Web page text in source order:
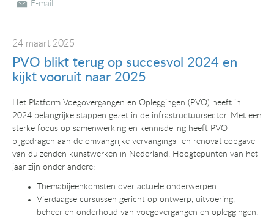
24 maart 2025
PVO blikt terug op succesvol 2024 en
kijkt vooruit naar 2025
Het Platform Voegovergangen en Opleggingen (PVO) heeft in
2024 belangrijke stappen gezet in de infrastructuursector. Met een
sterke focus op samenwerking en kennisdeling heeft PVO
bijgedragen aan de omvangrijke vervangings- en renovatieopgave
van duizenden kunstwerken in Nederland. Hoogtepunten van het
jaar zijn onder andere:
Themabijeenkomsten over actuele onderwerpen.
Vierdaagse cursussen gericht op ontwerp, uitvoering,
beheer en onderhoud van voegovergangen en opleggingen.